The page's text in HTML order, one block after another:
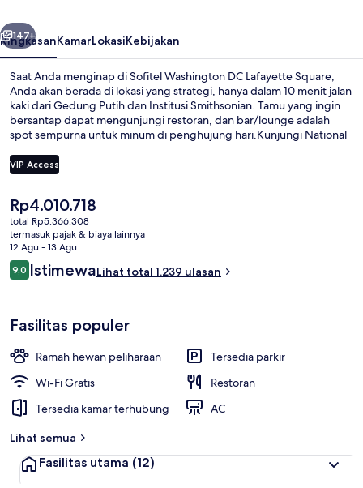
Berikutnya
147+
RingkasanKamarLokasiKebijakan
Saat Anda menginap di Sofitel Washington DC Lafayette Square,
Anda akan berada di lokasi yang strategi, hanya dalam 10 menit jalan
kaki dari Gedung Putih dan Institusi Smithsonian. Tamu yang ingin
bersantap dapat mengunjungi restoran, dan bar/lounge adalah
spot sempurna untuk minum di penghujung hari.Kunjungi National
History and Culture yang hanya berjarak 15 menit berjalan kaki dari
hotel mewah ini. . Staf dan lokasi mendapatkan nilai yang bagus dari
Stasiun McPherson Sq. berjarak 3 menit dan Stasiun Farragut West
berjarak 7 menit.
VIP Access
Harga
saat
ini
Rp4.010.718
Rp4.010.718
total Rp5.366.308
termasuk pajak & biaya lainnya
12 Agu - 13 Agu
Ulasan
9,09,0 dari 10
IstimewaLihat total 1.239 ulasan
Fasilitas populer
Ramah hewan peliharaan
Tersedia parkir
Wi-Fi Gratis
Restoran
Tersedia kamar terhubung
AC
Lihat semua
Fasilitas utama (12)